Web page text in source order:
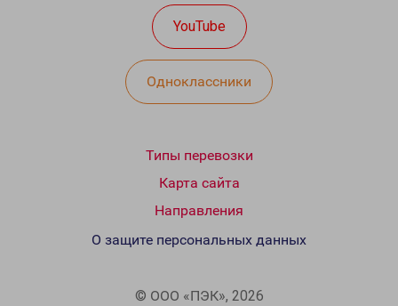
YouTube
Одноклассники
Типы перевозки
Карта сайта
Направления
© ООО «ПЭК», 2026
О защите персональных данных